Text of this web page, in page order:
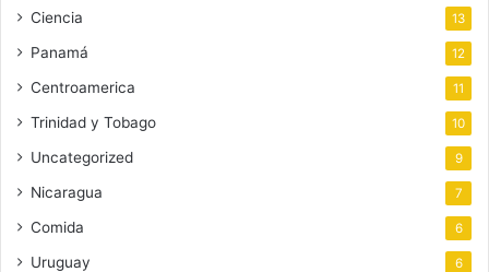
Ciencia 13
Panamá 12
Centroamerica 11
Trinidad y Tobago 10
Uncategorized 9
Nicaragua 7
Comida 6
Uruguay 6